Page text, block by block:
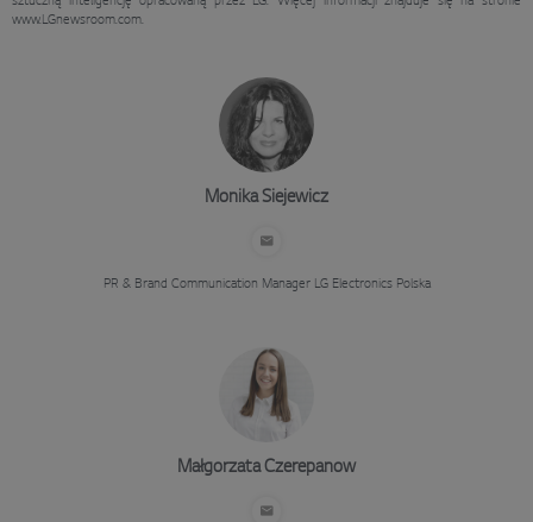
www.LGnewsroom.com.
Monika Siejewicz
PR & Brand Communication ManagerLG Electronics Polska
Małgorzata Czerepanow